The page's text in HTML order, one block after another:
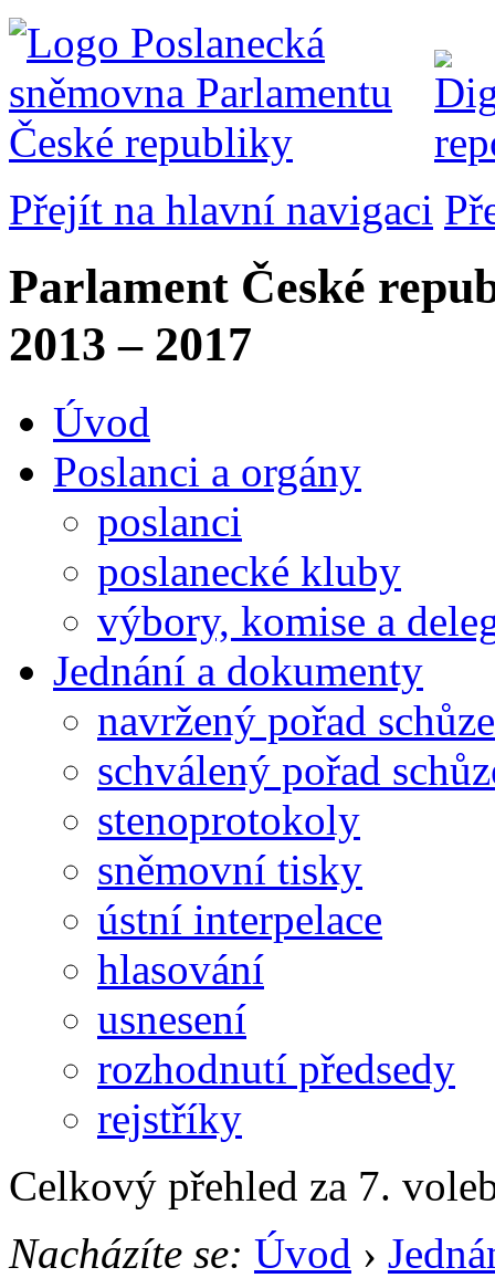
Přejít na hlavní navigaci
Parlament České
2013 – 2017
Úvod
Poslanci a orgány
poslanci
poslanecké kluby
výbory, komise a
Jednání a dokumenty
navržený pořad schůze
schválený pořad
stenoprotokoly
sněmovní tisky
ústní interpelace
hlasování
usnesení
rozhodnutí předsedy
rejstříky
Celkový přehled za 7.
Nacházíte se: Úvod ›